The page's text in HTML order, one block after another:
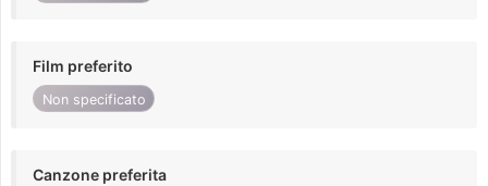
Film preferito
Non specificato
Canzone preferita